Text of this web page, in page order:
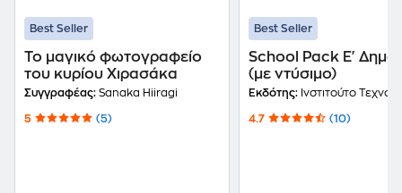
Best Seller
Το μαγικό φωτογραφείο
του κυρίου Χιρασάκα
Συγγραφέας: Sanaka Hiiragi
5 (5)
Best Seller
School Pack Ε'
(με ντύσιμο)
Εκδότης: Ινστιτούτο Τεχνολογίας Υπολογιστών και
4.7 (10)